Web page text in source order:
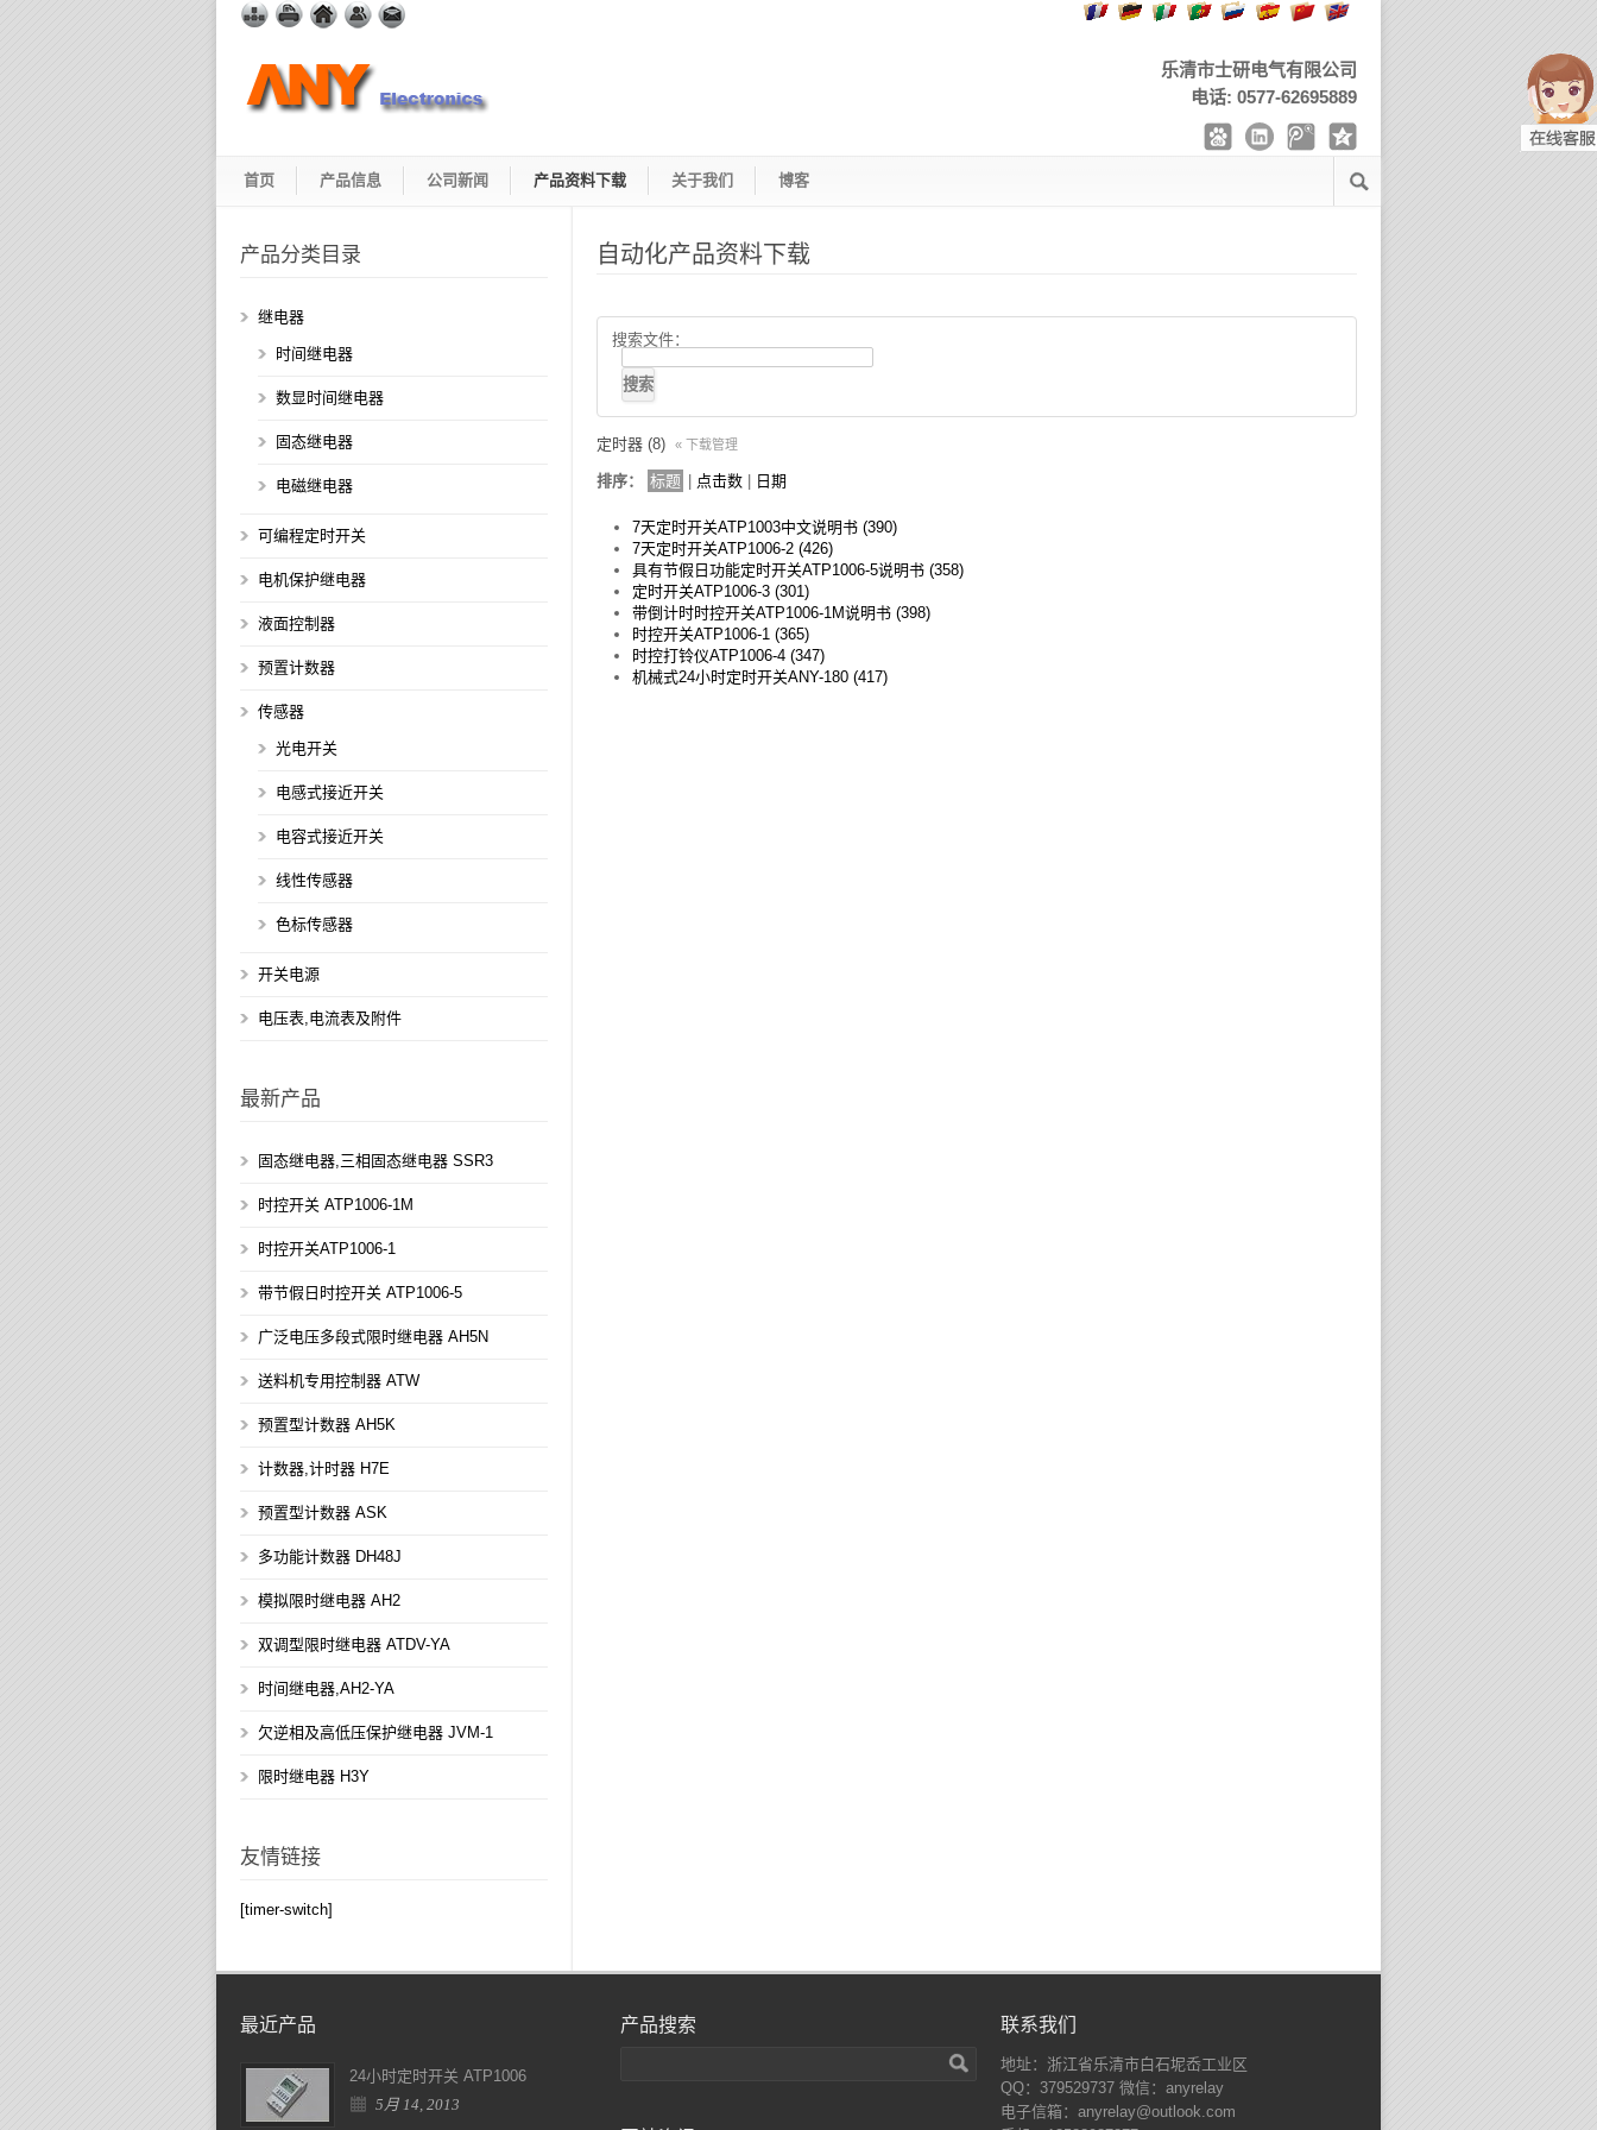
乐清市士研电气有限公司
电话: 0577-62695889
首页 产品信息 公司新闻 产品资料下载 关于我们 博客
自动化产品资料下载
搜索文件：
定时器 (8) « 下载管理
排序： 标题 点击数 日期
7天定时开关ATP1003中文说明书 (390)
7天定时开关ATP1006-2 (426)
具有节假日功能定时开关ATP1006-5说明书 (358)
定时开关ATP1006-3 (301)
带倒计时时控开关ATP1006-1M说明书 (398)
时控开关ATP1006-1 (365)
时控打铃仪ATP1006-4 (347)
机械式24小时定时开关ANY-180 (417)
产品分类目录
继电器
时间继电器
数显时间继电器
固态继电器
电磁继电器
可编程定时开关
电机保护继电器
液面控制器
预置计数器
传感器
光电开关
电感式接近开关
电容式接近开关
线性传感器
色标传感器
开关电源
电压表,电流表及附件
最新产品
固态继电器,三相固态继电器 SSR3
时控开关 ATP1006-1M
时控开关ATP1006-1
带节假日时控开关 ATP1006-5
广泛电压多段式限时继电器 AH5N
送料机专用控制器 ATW
预置型计数器 AH5K
计数器,计时器 H7E
预置型计数器 ASK
多功能计数器 DH48J
模拟限时继电器 AH2
双调型限时继电器 ATDV-YA
时间继电器,AH2-YA
欠逆相及高低压保护继电器 JVM-1
限时继电器 H3Y
友情链接
[timer-switch]
最近产品
24小时定时开关 ATP1006
5月 14, 2013
产品搜索 联系我们
地址：浙江省乐清市白石坭岙工业区
QQ：379529737 微信：anyrelay
电子信箱：anyrelay@outlook.com